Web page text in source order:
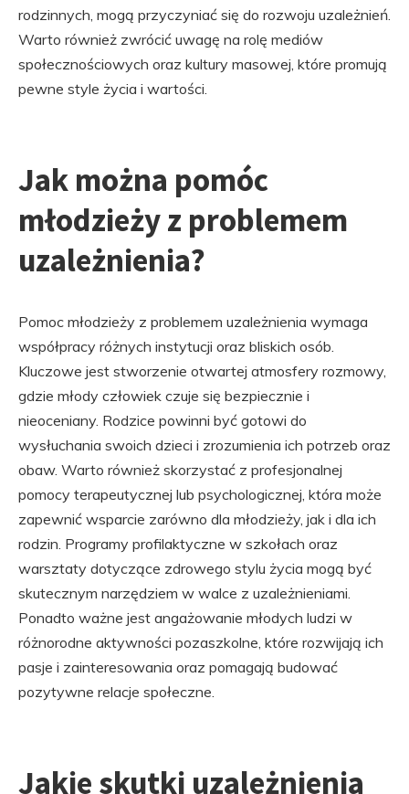
rodzinnych, mogą przyczyniać się do rozwoju uzależnień.
Warto również zwrócić uwagę na rolę mediów
społecznościowych oraz kultury masowej, które promują
pewne style życia i wartości.
Jak można pomóc
młodzieży z problemem
uzależnienia?
Pomoc młodzieży z problemem uzależnienia wymaga
współpracy różnych instytucji oraz bliskich osób.
Kluczowe jest stworzenie otwartej atmosfery rozmowy,
gdzie młody człowiek czuje się bezpiecznie i
nieoceniany. Rodzice powinni być gotowi do
wysłuchania swoich dzieci i zrozumienia ich potrzeb oraz
obaw. Warto również skorzystać z profesjonalnej
pomocy terapeutycznej lub psychologicznej, która może
zapewnić wsparcie zarówno dla młodzieży, jak i dla ich
rodzin. Programy profilaktyczne w szkołach oraz
warsztaty dotyczące zdrowego stylu życia mogą być
skutecznym narzędziem w walce z uzależnieniami.
Ponadto ważne jest angażowanie młodych ludzi w
różnorodne aktywności pozaszkolne, które rozwijają ich
pasje i zainteresowania oraz pomagają budować
pozytywne relacje społeczne.
Jakie skutki uzależnienia